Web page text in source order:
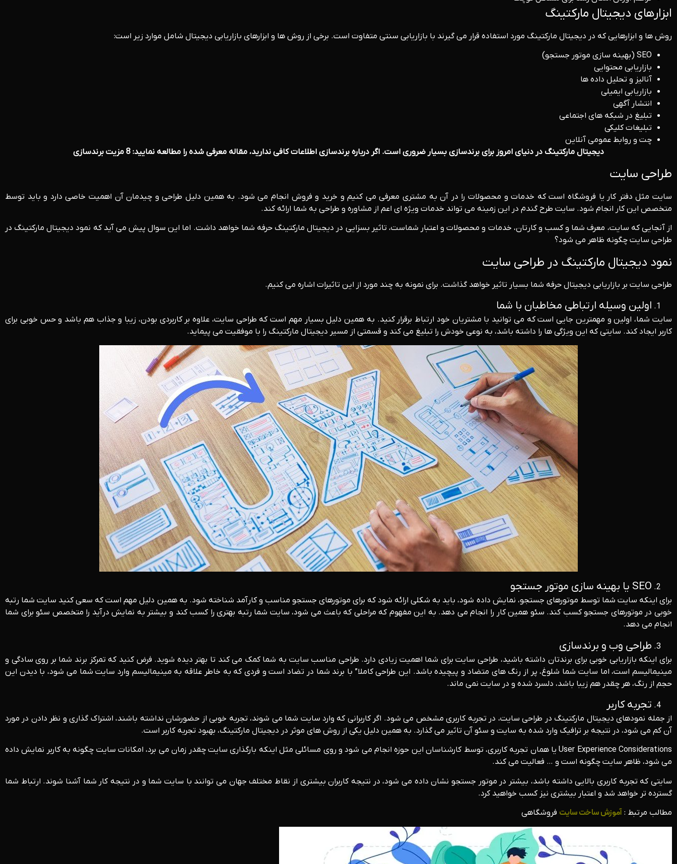
ابزارهای دیجیتال مارکتینگ
روش ها و ابزارهایی که در دیجیتال مارکتینگ مورد استفاده قرار می گیرند با بازاریابی سنتی متفاوت است. برخی از روش ها و ابزارهای بازاریابی دیجیتال شامل موارد زیر است:
SEO (بهینه سازی موتور جستجو)
بازاریابی محتوایی
آنالیز و تحلیل داده ها
بازاریابی ایمیلی
انتشار آگهی
تبلیغ در شبکه های اجتماعی
تبلیغات کلیکی
چت و روابط عمومی آنلاین
دیجیتال مارکتینگ در دنیای امروز برای برندسازی بسیار ضروری است. اگر درباره برندسازی اطلاعات کافی ندارید، مقاله معرفی شده را مطالعه نمایید: 8 مزیت برندسازی
طراحی سایت
سایت مثل دفتر کار یا فروشگاه است که خدمات و محصولات را در آن به مشتری معرفی می کنیم و خرید و فروش انجام می شود. به همین دلیل طراحی و چیدمان آن اهمیت خاصی دارد و باید توسط
متخصص این کار انجام شود. سایت طرح گندم در این زمینه می تواند خدمات ویژه ای اعم از مشاوره و طراحی به شما ارائه کند.
از آنجایی که سایت، معرف شما و کسب و کارتان، خدمات و محصولات و اعتبار شماست، تاثیر بسزایی در دیجیتال مارکتینگ حرفه شما خواهد داشت. اما این سوال پیش می آید که نمود دیجیتال مارکتینگ در
طراحی سایت چگونه ظاهر می شود؟
نمود دیجیتال مارکتینگ در طراحی سایت
طراحی سایت بر بازاریابی دیجیتال حرفه شما بسیار تاثیر خواهد گذاشت. برای نمونه به چند مورد از این تاثیرات اشاره می کنیم.
اولین وسیله ارتباطی مخاطبان با شما
سایت شما، اولین و مهمترین جایی است که می توانید با مشتریان خود ارتباط برقرار کنید. به همین دلیل بسیار مهم است که طراحی سایت، علاوه بر کاربردی بودن، زیبا و جذاب هم باشد و حس خوبی برای
کاربر ایجاد کند. سایتی که این ویژگی ها را داشته باشد، به نوعی خودش را تبلیغ می کند و قسمتی از مسیر دیجیتال مارکتینگ را با موفقیت می پیماید.
SEO یا بهینه سازی موتور جستجو
برای اینکه سایت شما توسط موتورهای جستجو، نمایش داده شود، باید به شکلی ارائه شود که برای موتورهای جستجو مناسب و کارآمد شناخته شود. به همین دلیل مهم است که سعی کنید سایت شما رتبه
خوبی در موتورهای جستجو کسب کند. سئو همین کار را انجام می دهد. به این مفهوم که مراحلی که باعث می شود، سایت شما رتبه بهتری را کسب کند و بیشتر به نمایش درآید را متخصص سئو برای شما
انجام می دهد.
طراحی وب و برندسازی
برای اینکه بازاریابی خوبی برای برندتان داشته باشید، طراحی سایت برای شما اهمیت زیادی دارد. طراحی مناسب سایت به شما کمک می کند تا بهتر دیده شوید. فرض کنید که تمرکز برند شما بر روی سادگی و
مینیمالیسم است، اما سایت شما شلوغ، پر از رنگ های متضاد و پیچیده باشد. این طراحی کاملا” با برند شما در تضاد است و فردی که به خاطر علاقه به مینیمالیسم وارد سایت شما می شود، با دیدن این
حجم از رنگ، هر چقدر هم زیبا باشد، دلسرد شده و در سایت نمی ماند.
تجربه کاربر
از جمله نمودهای دیجیتال مارکتینگ در طراحی سایت، در تجربه کاربری مشخص می شود. اگر کاربرانی که وارد سایت شما می شوند، تجربه خوبی از حضورشان نداشته باشند، اشتراک گذاری و نظر دادن در مورد
آن کم می شود، در نتیجه بر ترافیک وارد شده به سایت و سئو آن تاثیر می گذارد. به همین دلیل یکی از روش های موثر در دیجیتال مارکتینگ، بهبود تجربه کاربر است.
User Experience Considerations یا همان تجربه کاربری، توسط کارشناسان این حوزه انجام می شود و روی مسائلی مثل اینکه بارگذاری سایت چقدر زمان می برد، امکانات سایت چگونه به کاربر نمایش داده
می شود، ظاهر سایت چگونه است و … فعالیت می کند.
سایتی که تجربه کاربری بالایی داشته باشد، بیشتر در موتور جستجو نشان داده می شود، در نتیجه کاربران بیشتری از نقاط مختلف جهان می توانند با سایت شما و در نتیجه کار شما آشنا شوند. ارتباط شما
گسترده تر خواهد شد و اعتبار بیشتری نیز کسب خواهید کرد.
مطالب مرتبط : آموزش ساخت سایت فروشگاهی